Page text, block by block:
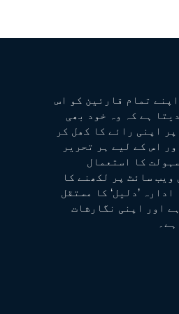
اپنے تمام قارئین کو اس
ہے کہ وہ خود بھی
اپنی رائے کا کھل کر
اس کے لیے ہر تحریر
کا استعمال
ویب سائٹ پر لکھنے کا
’دلیل‘ کا مستقل
اور اپنی نگارشات